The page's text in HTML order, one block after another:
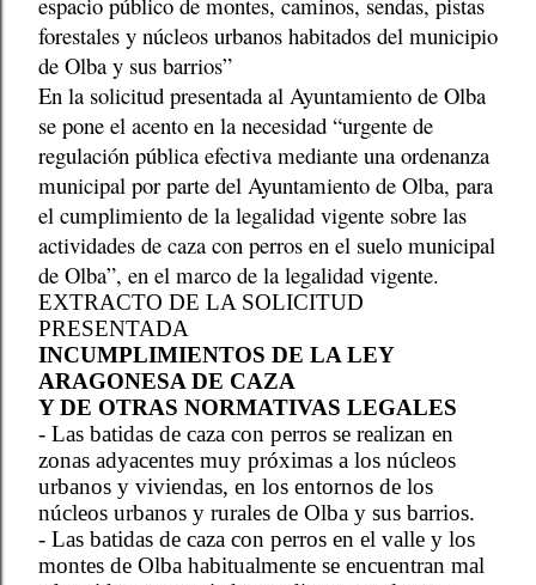
forestales y núcleos urbanos habitados del municipio
de Olba y sus barrios”
En la solicitud presentada al Ayuntamiento de Olba
se pone el acento en la necesidad “urgente de
regulación pública efectiva mediante una ordenanza
municipal por parte del Ayuntamiento de Olba, para
el cumplimiento de la legalidad vigente sobre las
actividades de caza con perros en el suelo municipal
de Olba”, en el marco de la legalidad vigente.
EXTRACTO DE LA SOLICITUD
PRESENTADA
INCUMPLIMIENTOS DE LA LEY
ARAGONESA DE CAZA
Y DE OTRAS NORMATIVAS LEGALES
- Las batidas de caza con perros se realizan en
zonas adyacentes muy próximas a los núcleos
urbanos y viviendas, en los entornos de los
núcleos urbanos y rurales de Olba y sus barrios.
- Las batidas de caza con perros en el valle y los
montes de Olba habitualmente se encuentran mal